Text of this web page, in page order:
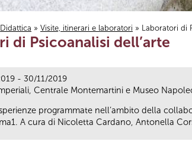
Didattica » Visite, itinerari e laboratori » Laboratori di
di Psicoanalisi dell’arte
- 30/11/2019
Centrale Montemartini e Museo
programmate nell’ambito della
A cura di Nicoletta Cardano, Antonella